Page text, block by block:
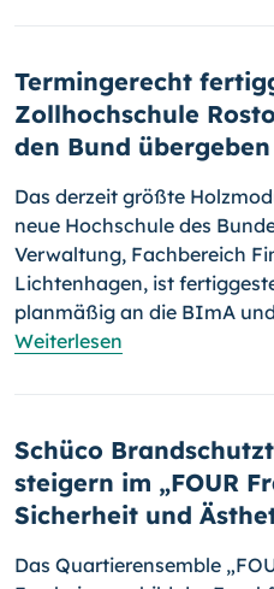
Termingerecht
Zollhochschule
den Bund übergeben
Das derzeit größte
neue Hochschule des
Verwaltung, Fachbereich
Lichtenhagen, ist
planmäßig an die BImA
Weiterlesen
Schüco
steigern im „FOUR
Sicherheit und
Das Quartierensemble